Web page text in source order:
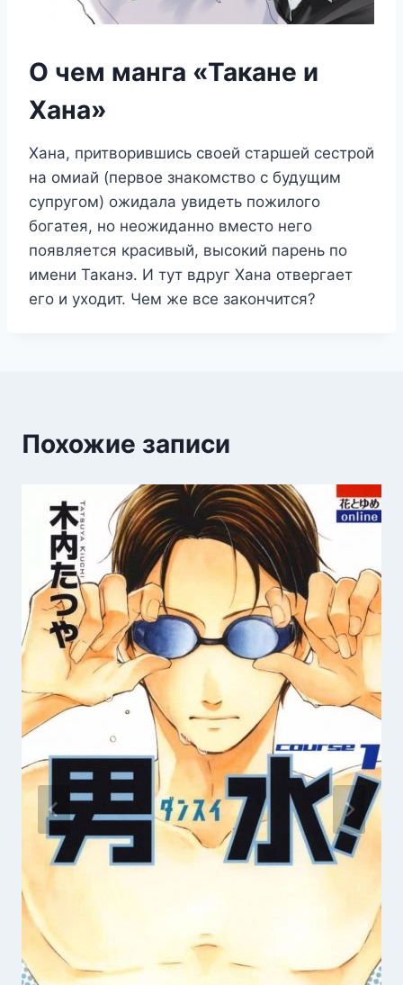
О чем манга «Такане и
Хана»
Хана, притворившись своей старшей сестрой
на омиай (первое знакомство с будущим
супругом) ожидала увидеть пожилого
богатея, но неожиданно вместо него
появляется красивый, высокий парень по
имени Таканэ. И тут вдруг Хана отвергает
его и уходит. Чем же все закончится?
Похожие записи